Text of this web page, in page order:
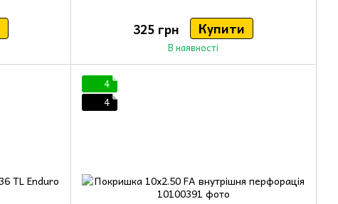
325 грн Купити
В наявності
4
4